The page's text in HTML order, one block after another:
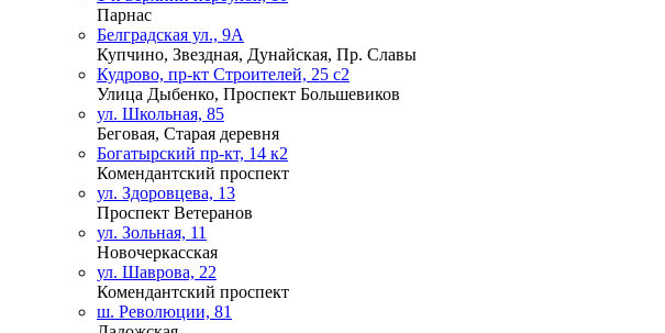
Парнас
Белградская ул., 9А
Купчино, Звездная, Дунайская, Пр. Славы
Кудрово, пр-кт Строителей, 25 с2
Улица Дыбенко, Проспект Большевиков
ул. Школьная, 85
Беговая, Старая деревня
Богатырский пр-кт, 14 к2
Комендантский проспект
ул. Здоровцева, 13
Проспект Ветеранов
ул. Зольная, 11
Новочеркасская
ул. Шаврова, 22
Комендантский проспект
ш. Революции, 81